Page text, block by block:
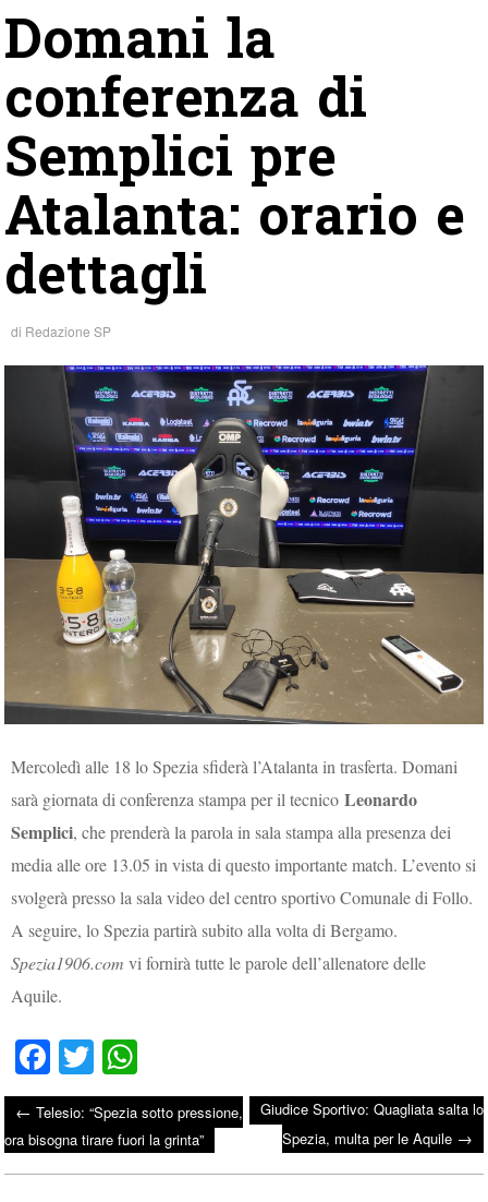
Domani la
conferenza di
Semplici pre
Atalanta: orario e
dettagli
di Redazione SP
Mercoledì alle 18 lo Spezia sfiderà l’Atalanta in trasferta. Domani
sarà giornata di conferenza stampa per il tecnico Leonardo
Semplici, che prenderà la parola in sala stampa alla presenza dei
media alle ore 13.05 in vista di questo importante match. L’evento si
svolgerà presso la sala video del centro sportivo Comunale di Follo.
A seguire, lo Spezia partirà subito alla volta di Bergamo.
Spezia1906.com vi fornirà tutte le parole dell’allenatore delle
Aquile.
Fa
ce
bo
ok
T
wi
tte
r
ha
ts
A
Post navigation
← Telesio: “Spezia sotto pressione,
ora bisogna tirare fuori la grinta”
Giudice Sportivo: Quagliata salta lo
Spezia, multa per le Aquile →